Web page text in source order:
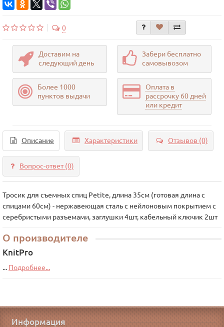
0
Доставим на
следующий день
Забери бесплатно
самовывозом
Более 1000
пунктов выдачи
Оплата в
рассрочку 60 дней
или кредит
Описание Характеристики Отзывов (0)
Вопрос-ответ(0)
Тросик для съемных спиц Petite, длина 35см (готовая длина с
спицами 60см) - нержавеющая сталь с нейлоновым покрытием с
серебристыми разъемами, заглушки 4шт, кабельный ключик 2шт
О производителе
KnitPro
... Подробнее...
Информация